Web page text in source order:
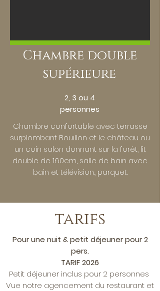
Chambre double
supérieure
2, 3 ou 4
personnes
Chambre confortable avec terrasse
surplombant Bouillon et le château ou
un coin salon donnant sur la forêt, lit
double de 160cm, salle de bain avec
bain et télévision., parquet.
tarifs
Pour une nuit & petit déjeuner pour 2
pers.
TARIF 2026
Petit déjeuner inclus pour 2 personnes
Vue notre agencement du restaurant et